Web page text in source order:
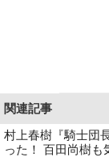
関連記事
村上春樹『騎士団
った！ 百田尚樹も